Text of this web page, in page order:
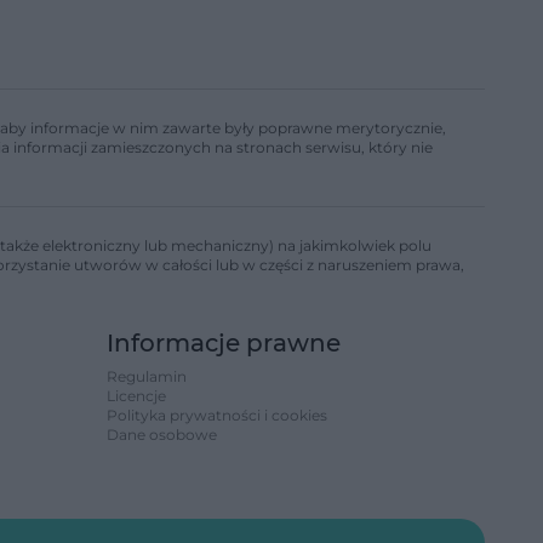
informacje w nim zawarte były poprawne merytorycznie,
informacji zamieszczonych na stronach serwisu, który nie
elektroniczny lub mechaniczny) na jakimkolwiek polu
utworów w całości lub w części z naruszeniem prawa,
Informacje prawne
Regulamin
Licencje
Polityka prywatności i cookies
Dane osobowe